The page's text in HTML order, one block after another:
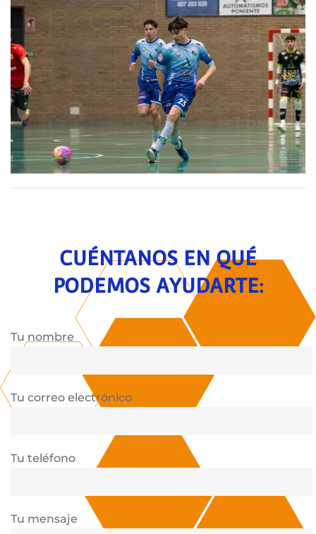
CUÉNTANOS EN QUÉ
PODEMOS AYUDARTE:
Tu nombre
Tu correo electrónico
Tu teléfono
Tu mensaje